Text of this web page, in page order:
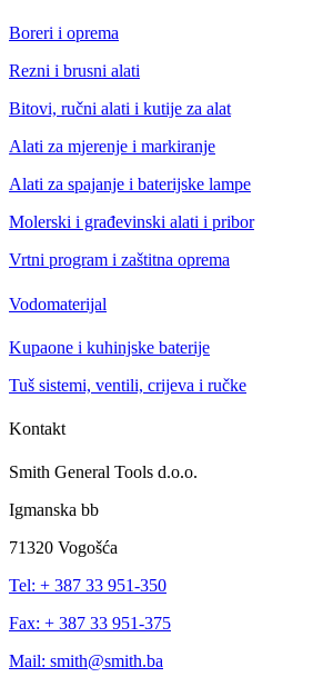
Boreri i oprema
Rezni i brusni alati
Bitovi, ručni alati i kutije za alat
Alati za mjerenje i markiranje
Alati za spajanje i baterijske lampe
Molerski i građevinski alati i pribor
Vrtni program i zaštitna oprema
Vodomaterijal
Kupaone i kuhinjske baterije
Tuš sistemi, ventili, crijeva i ručke
Kontakt
Smith General Tools d.o.o.
Igmanska bb
71320 Vogošća
Tel: + 387 33 951-350
Fax: + 387 33 951-375
Mail: smith@smith.ba